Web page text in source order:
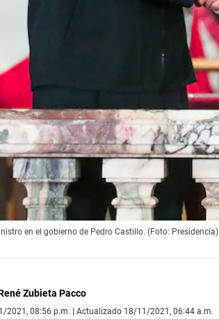
en el gobierno de Pedro Castillo. (Foto: Presidencia)
Zubieta Pacco
2021, 08:56 p.m. | Actualizado 18/11/2021, 06:44 a.m.